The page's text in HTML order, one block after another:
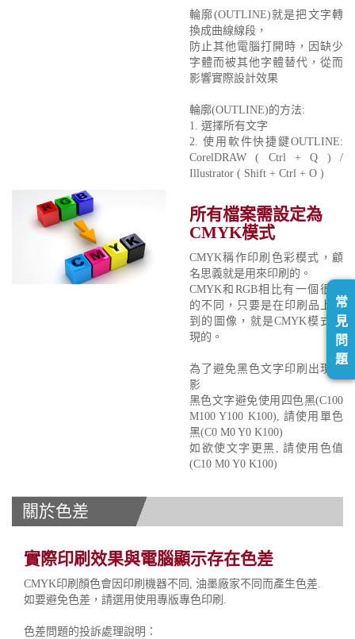
輪廓(OUTLINE)就是把文字轉
換成曲線線段，
防止其他電腦打開時，因缺少
字體而被其他字體替代，從而
影響實際設計效果
輪廓(OUTLINE)的方法:
1. 選擇所有文字
2. 使用軟件快捷鍵OUTLINE:
CorelDRAW ( Ctrl + Q ) /
Illustrator ( Shift + Ctrl + O )
所有檔案需設定為
CMYK模式
CMYK稱作印刷色彩模式，顧
名思義就是用來印刷的。
CMYK和RGB相比有一個很大
的不同，只要是在印刷品上看
到的圖像，就是CMYK模式表
現的。
為了避免黑色文字印刷出現重
影
黑色文字避免使用四色黑(C100
M100 Y100 K100), 請使用單色
黑(C0 M0 Y0 K100)
如欲使文字更黑, 請使用色值
(C10 M0 Y0 K100)
關於色差
實際印刷效果與電腦顯示存在色差
CMYK印刷顏色會因印刷機器不同, 油墨廠家不同而產生色差.
如要避免色差，請選用使用專版專色印刷.
色差問題的投訴處理說明：
常
見
問
題